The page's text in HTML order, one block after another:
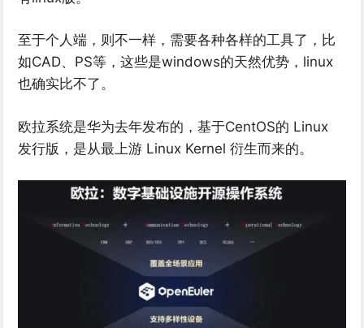
至于个人端，则不一样，需要各种各样的工具了，比
如CAD、PS等，这些是windows的天然优势，linux
也确实比不了。
欧拉系统是华为去年发布的，基于CentOS的 Linux
发行版，是从最上游 Linux Kernel 衍生而来的。